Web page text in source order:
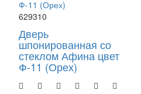
629310
Дверь
шпонированная со
стеклом Афина цвет
Ф-11 (Орех)